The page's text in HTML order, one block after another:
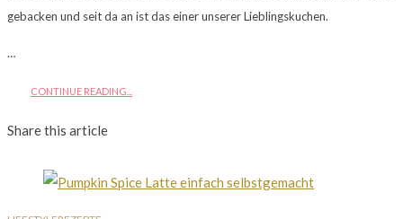
gebacken und seit da an ist das einer unserer Lieblingskuchen.
…
CONTINUE READING...
Share this article